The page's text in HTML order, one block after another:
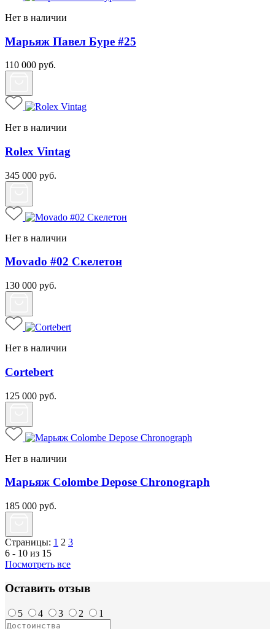
Нет в наличии
Марьяж Павел Буре #25
110 000 руб.
Нет в наличии
Rolex Vintag
345 000 руб.
Нет в наличии
Movado #02 Скелетон
130 000 руб.
Нет в наличии
Cortebert
125 000 руб.
Нет в наличии
Марьяж Colombe Depose Chronograph
185 000 руб.
Страницы: 1 2 3
6 - 10 из 15
Посмотреть все
Оставить отзыв
5 4 3 2 1